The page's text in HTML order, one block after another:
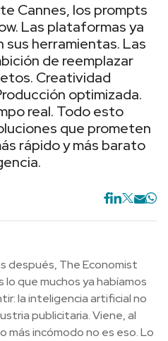
Cannes, los prompts
Las plataformas ya
sus herramientas. Las
de reemplazar
Creatividad
optimizada.
real. Todo esto
que prometen
rápido y más barato
después, The Economist
lo que muchos ya habíamos
la inteligencia artificial no
publicitaria. Viene, al
más incómodo no es eso. Lo